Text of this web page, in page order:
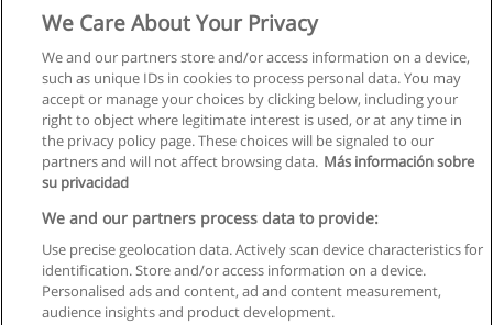
turismo/hotelaria
Solicite informação
Regras de uso
Privacidade de dados
Entrar em contato com Educaedu
We Care About Your Privacy
We and our partners store and/or access information on a device,
such as unique IDs in cookies to process personal data. You may
accept or manage your choices by clicking below, including your
right to object where legitimate interest is used, or at any time in
the privacy policy page. These choices will be signaled to our
partners and will not affect browsing data. Más información sobre
su privacidad
We and our partners process data to provide:
Use precise geolocation data. Actively scan device characteristics for
identification. Store and/or access information on a device.
Personalised ads and content, ad and content measurement,
audience insights and product development.